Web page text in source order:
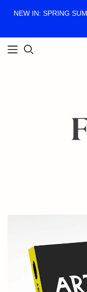
NEW IN: SPRING